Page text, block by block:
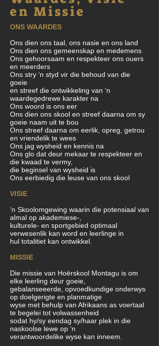
en Missie
ONS WAARDES
Ons dien ons taal, ons nasie en ons land
Ons dien ons gemeenskap en medemens
Ons gehoorsaam en respekteer ons ouers
en meerders
Ons stry ‘n styd vir die behoud van die
goeie
en streef die ontwikkeling van ‘n
waardegedrewe karakter na
Ons woord is ons eer
Ons dien ons skool en streef daarna om sy
goeie naam uit te bou
Ons streef daarna om eerlik, opreg, getrou
en vriendelik te wees
Ons jag wysheid en kennis na
Ons glo dat deur mekaar te respekteer en
die kwaad te vermy,
die beginsel van wysheid is
Ons eerbiedig die leuse van ons skool
VISIE
‘n Skoolomgewing waarin die potensiaal van
almal op akademiese-,
kulturele- en sportgebied optimaal
verwesenlik kan word en leerlinge in
hul totalitiet kan ontwikkel.
MISSIE
Die missie van Hoërskool Montagu is om
elke leerling deur goeie,
gebalanseeerde, opvoedkundige onderwys
op doelgerigte en planmatige
wyse met behulp van Afrikaans as voertaal
te begelei tot volwassenheid
sodat hy/sy eendag sy/haar plek in die
naskoolse lewe op ‘n
verantwoordelike wyse kan inneem.